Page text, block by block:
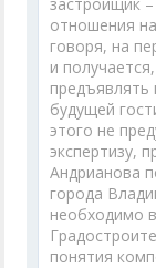
отношения
говоря, на
и
будущей
этого не
экспертизу,
Андрианова
города
необходимо
понятия